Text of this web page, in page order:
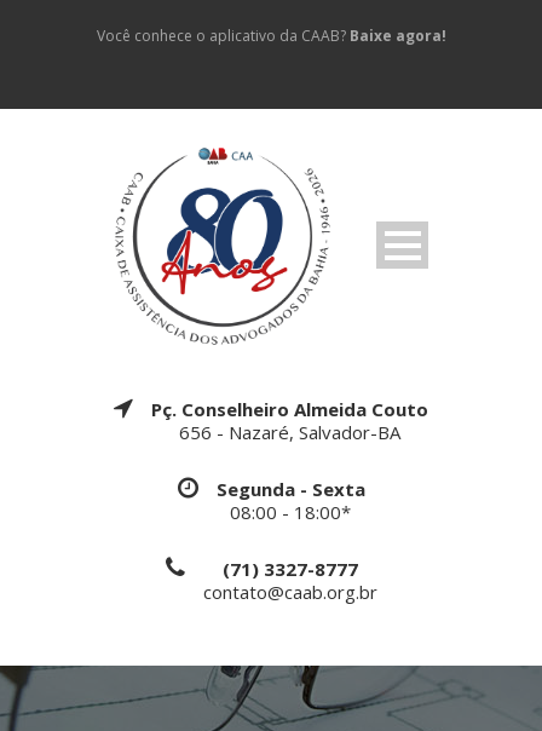
Você conhece o aplicativo da CAAB? Baixe agora!
Pç. Conselheiro Almeida Couto
656 - Nazaré, Salvador-BA
Segunda - Sexta
08:00 - 18:00*
(71) 3327-8777
contato@caab.org.br